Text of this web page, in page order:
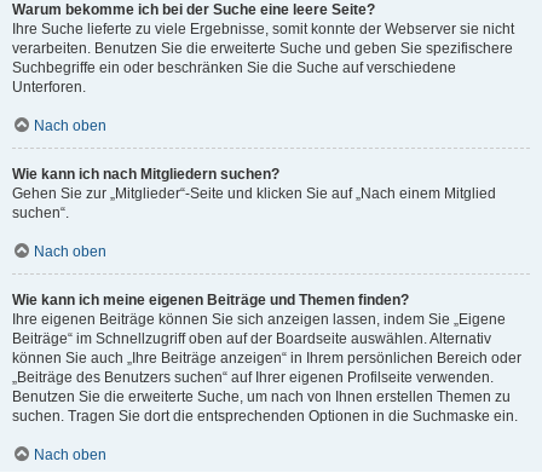
Warum bekomme ich bei der Suche eine leere Seite?
Ihre Suche lieferte zu viele Ergebnisse, somit konnte der Webserver sie nicht
verarbeiten. Benutzen Sie die erweiterte Suche und geben Sie spezifischere
Suchbegriffe ein oder beschränken Sie die Suche auf verschiedene
Unterforen.
Nach oben
Wie kann ich nach Mitgliedern suchen?
Gehen Sie zur „Mitglieder“-Seite und klicken Sie auf „Nach einem Mitglied
suchen“.
Nach oben
Wie kann ich meine eigenen Beiträge und Themen finden?
Ihre eigenen Beiträge können Sie sich anzeigen lassen, indem Sie „Eigene
Beiträge“ im Schnellzugriff oben auf der Boardseite auswählen. Alternativ
können Sie auch „Ihre Beiträge anzeigen“ in Ihrem persönlichen Bereich oder
„Beiträge des Benutzers suchen“ auf Ihrer eigenen Profilseite verwenden.
Benutzen Sie die erweiterte Suche, um nach von Ihnen erstellen Themen zu
suchen. Tragen Sie dort die entsprechenden Optionen in die Suchmaske ein.
Nach oben